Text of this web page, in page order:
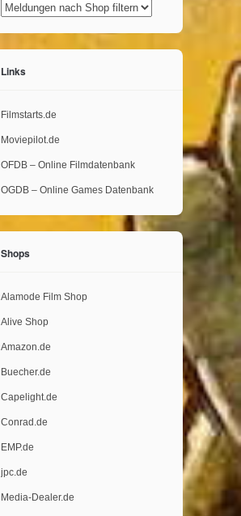
Links
Filmstarts.de
Moviepilot.de
OFDB – Online Filmdatenbank
OGDB – Online Games Datenbank
Shops
Alamode Film Shop
Alive Shop
Amazon.de
Buecher.de
Capelight.de
Conrad.de
EMP.de
jpc.de
Media-Dealer.de